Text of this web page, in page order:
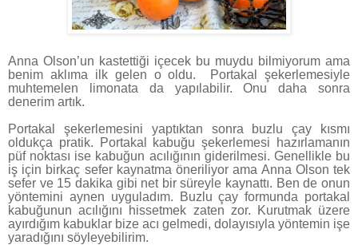
Anna Olson’un kastettiği içecek bu muydu bilmiyorum ama
benim aklıma ilk gelen o oldu. Portakal şekerlemesiyle
muhtemelen limonata da yapılabilir. Onu daha sonra
denerim artık.
Portakal şekerlemesini yaptıktan sonra buzlu çay kısmı
oldukça pratik. Portakal kabuğu şekerlemesi hazırlamanın
püf noktası ise kabuğun acılığının giderilmesi. Genellikle bu
iş için birkaç sefer kaynatma öneriliyor ama Anna Olson tek
sefer ve 15 dakika gibi net bir süreyle kaynattı. Ben de onun
yöntemini aynen uyguladım. Buzlu çay formunda portakal
kabuğunun acılığını hissetmek zaten zor. Kurutmak üzere
ayırdığım kabuklar bize acı gelmedi, dolayısıyla yöntemin işe
yaradığını söyleyebilirim.